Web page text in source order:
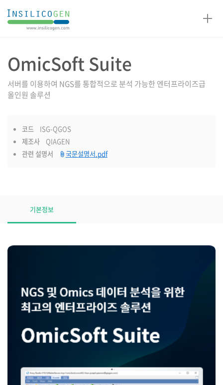
인
실
코
젠
제품설명
OmicSoft Suite
서버를 이용하여 NGS를 통합적으로 분석 가능한 엔터프라이즈급
올인원 솔루션
코드
ISG-QGOS
제조사
QIAGEN
관련 설명서
국문설명서.pdf
기본정보